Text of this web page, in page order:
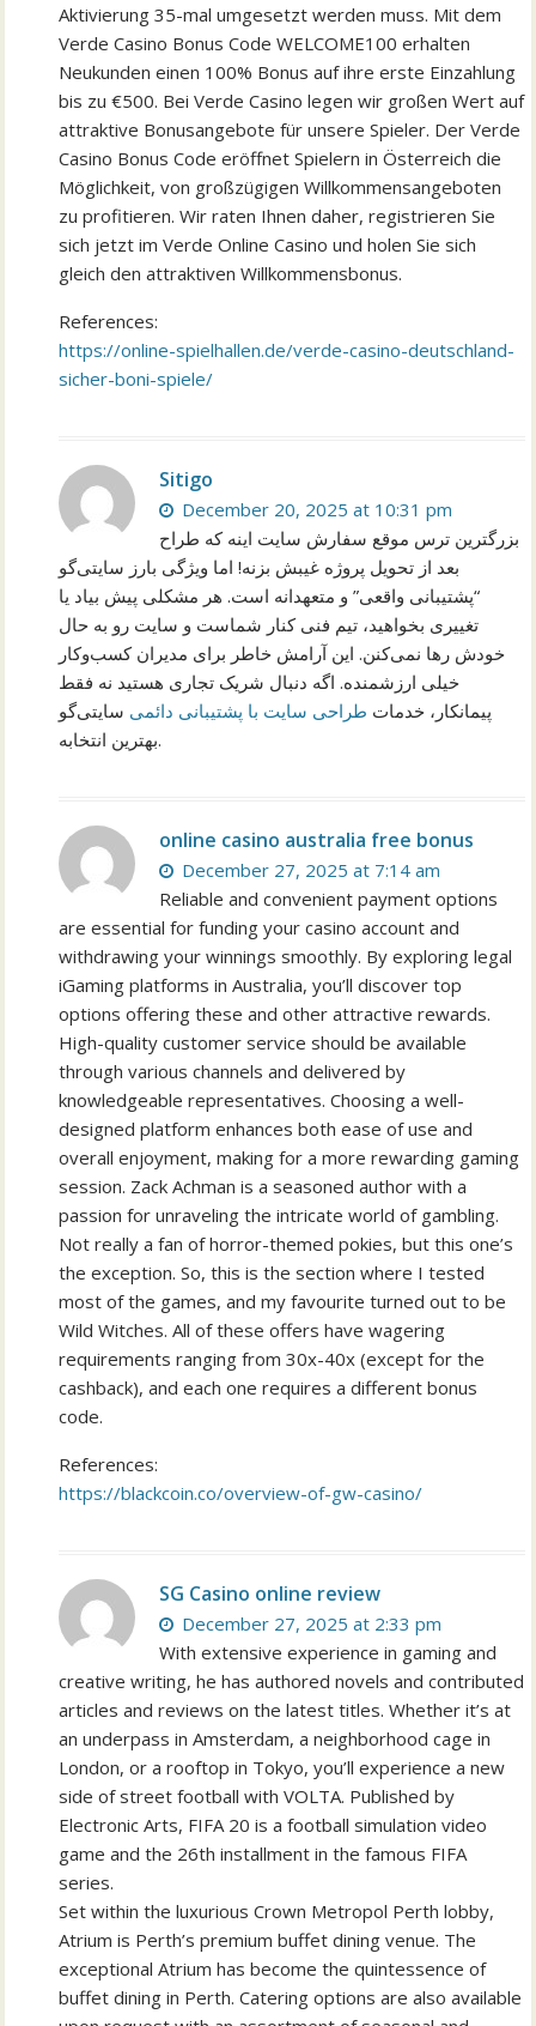
Aktivierung 35-mal umgesetzt werden muss. Mit dem
Verde Casino Bonus Code WELCOME100 erhalten
Neukunden einen 100% Bonus auf ihre erste Einzahlung
bis zu €500. Bei Verde Casino legen wir großen Wert auf
attraktive Bonusangebote für unsere Spieler. Der Verde
Casino Bonus Code eröffnet Spielern in Österreich die
Möglichkeit, von großzügigen Willkommensangeboten
zu profitieren. Wir raten Ihnen daher, registrieren Sie
sich jetzt im Verde Online Casino und holen Sie sich
gleich den attraktiven Willkommensbonus.
References:
https://online-spielhallen.de/verde-casino-deutschland-
sicher-boni-spiele/
Sitigo
December 20, 2025 at 10:31 pm
بزرگترین ترس موقع سفارش سایت اینه که طراح
بعد از تحویل پروژه غیبش بزنه! اما ویژگی بارز سایتی‌گو
“پشتیبانی واقعی” و متعهدانه است. هر مشکلی پیش بیاد یا
تغییری بخواهید، تیم فنی کنار شماست و سایت رو به حال
خودش رها نمی‌کنن. این آرامش خاطر برای مدیران کسب‌وکار
خیلی ارزشمنده. اگه دنبال شریک تجاری هستید نه فقط
پیمانکار، خدمات طراحی سایت با پشتیبانی دائمی سایتی‌گو
بهترین انتخابه.
online casino australia free bonus
December 27, 2025 at 7:14 am
Reliable and convenient payment options
are essential for funding your casino account and
withdrawing your winnings smoothly. By exploring legal
iGaming platforms in Australia, you’ll discover top
options offering these and other attractive rewards.
High-quality customer service should be available
through various channels and delivered by
knowledgeable representatives. Choosing a well-
designed platform enhances both ease of use and
overall enjoyment, making for a more rewarding gaming
session. Zack Achman is a seasoned author with a
passion for unraveling the intricate world of gambling.
Not really a fan of horror-themed pokies, but this one’s
the exception. So, this is the section where I tested
most of the games, and my favourite turned out to be
Wild Witches. All of these offers have wagering
requirements ranging from 30x-40x (except for the
cashback), and each one requires a different bonus
code.
References:
https://blackcoin.co/overview-of-gw-casino/
SG Casino online review
December 27, 2025 at 2:33 pm
With extensive experience in gaming and
creative writing, he has authored novels and contributed
articles and reviews on the latest titles. Whether it’s at
an underpass in Amsterdam, a neighborhood cage in
London, or a rooftop in Tokyo, you’ll experience a new
side of street football with VOLTA. Published by
Electronic Arts, FIFA 20 is a football simulation video
game and the 26th installment in the famous FIFA
series.
Set within the luxurious Crown Metropol Perth lobby,
Atrium is Perth’s premium buffet dining venue. The
exceptional Atrium has become the quintessence of
buffet dining in Perth. Catering options are also available